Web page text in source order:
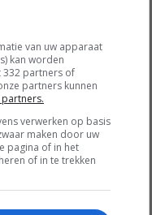
van uw apparaat
kan worden
partners of
partners kunnen
verwerken op basis
maken door uw
pagina of in het
of in te trekken